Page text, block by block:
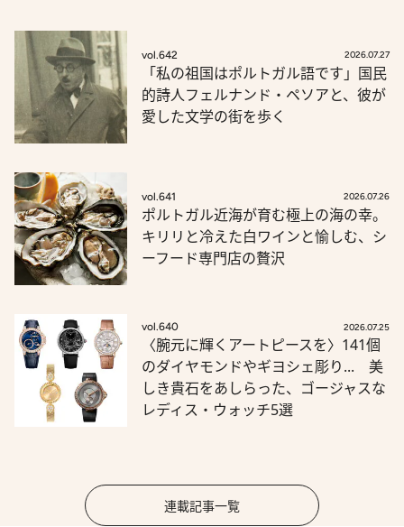
vol.642 2026.07.27
「私の祖国はポルトガル語です」国民
的詩人フェルナンド・ペソアと、彼が
愛した文学の街を歩く
vol.641 2026.07.26
ポルトガル近海が育む極上の海の幸。
キリリと冷えた白ワインと愉しむ、シ
ーフード専門店の贅沢
vol.640 2026.07.25
〈腕元に輝くアートピースを〉141個
のダイヤモンドやギヨシェ彫り... 美
しき貴石をあしらった、ゴージャスな
レディス・ウォッチ5選
連載記事一覧